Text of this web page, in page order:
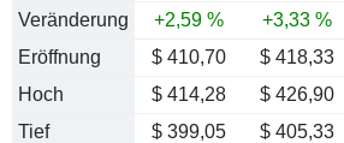
Veränderung
+2,59 % +3,33 %
Eröffnung
$ 410,70 $ 418,33
Hoch
$ 414,28 $ 426,90
Tief
$ 399,05 $ 405,33